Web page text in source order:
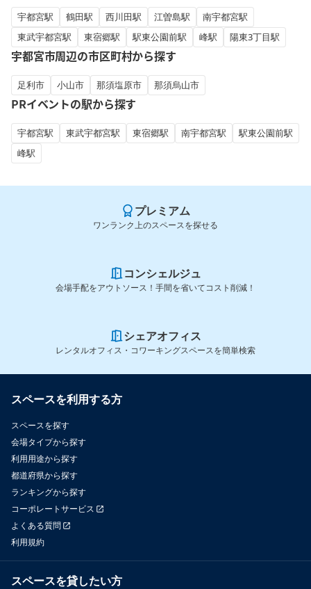
宇都宮駅 鶴田駅 西川田駅 江曽島駅
南宇都宮駅
東武宇都宮駅
東宿郷駅 駅東公園前駅 峰駅 陽東3丁目駅
宇都宮市周辺の市区町村から探す
足利市 小山市 那須塩原市 那須烏山市
PRイベントの駅から探す
宇都宮駅 東武宇都宮駅 東宿郷駅 南宇都宮駅
駅東公園前駅
峰駅
プレミアム
ワンランク上のスペースを探せる
コンシェルジュ
会場手配をアウトソース！手間を省いてコスト削減！
シェアオフィス
レンタルオフィス・コワーキングスペースを簡単検索
スペースを利用する方
スペースを探す
会場タイプから探す
利用用途から探す
都道府県から探す
ランキングから探す
コーポレートサービス
よくある質問
利用規約
スペースを貸したい方